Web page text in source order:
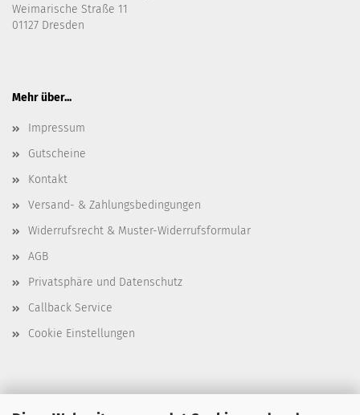
Weimarische Straße 11
01127 Dresden
Mehr über...
Impressum
Gutscheine
Kontakt
Versand- & Zahlungsbedingungen
Widerrufsrecht & Muster-Widerrufsformular
AGB
Privatsphäre und Datenschutz
Callback Service
Cookie Einstellungen